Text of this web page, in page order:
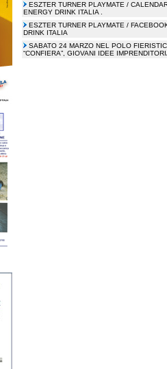
ESZTER TURNER PLAYMATE /
ENERGY DRINK ITALIA .
ESZTER TURNER PLAYMATE /
DRINK ITALIA
SABATO 24 MARZO NEL POLO
“CONFIERA”, GIOVANI IDEE